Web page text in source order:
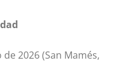
2026 (San Mamés,